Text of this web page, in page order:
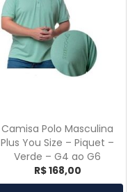
Camisa Polo Masculina
Plus You Size – Piquet –
Verde – G4 ao G6
R$ 168,00